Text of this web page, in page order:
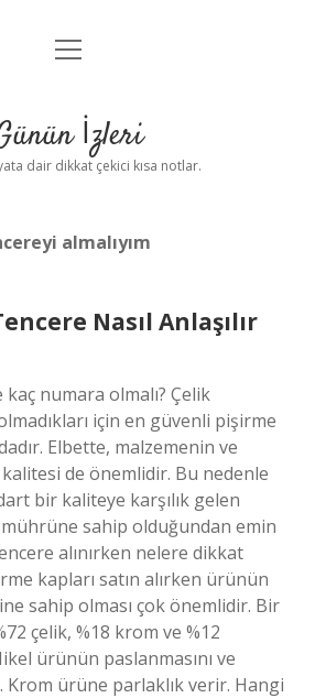
Anasayfa
Yasal Uyarı
menüyü
İzleri
dair dikkat çekici kısa notlar.
almalıyım
Nasıl Anlaşılır
numara olmalı? Çelik
için en güvenli pişirme
Elbette, malzemenin ve
de önemlidir. Bu nedenle
bir kaliteye karşılık gelen
sahip olduğundan emin
alınırken nelere dikkat
kapları satın alırken ürünün
sahip olması çok önemlidir. Bir
çelik, %18 krom ve %12
ürünün paslanmasını ve
Krom ürüne parlaklık verir. Hangi